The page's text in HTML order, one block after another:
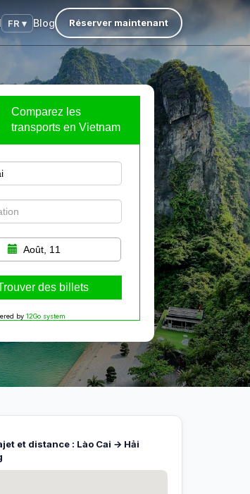
FR ▾ Blog Réserver maintenant
Comparez les
transports en Vietnam
Août, 11
des billets
by 12Go system
et distance : Lào Cai → Hải